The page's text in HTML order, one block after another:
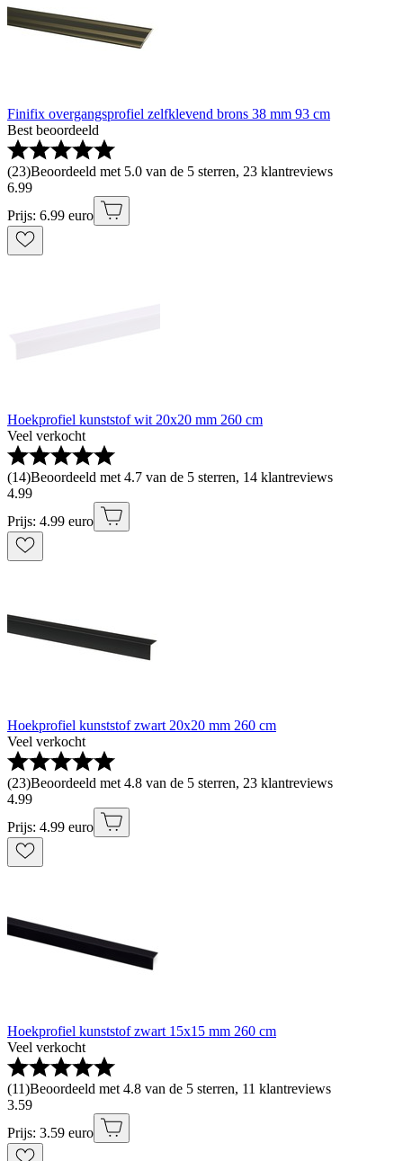
Finifix overgangsprofiel zelfklevend brons 38 mm 93 cm
Best beoordeeld
(23)Beoordeeld met 5.0 van de 5 sterren, 23 klantreviews
6.99
Prijs: 6.99 euro
Hoekprofiel kunststof wit 20x20 mm 260 cm
Veel verkocht
(14)Beoordeeld met 4.7 van de 5 sterren, 14 klantreviews
4.99
Prijs: 4.99 euro
Hoekprofiel kunststof zwart 20x20 mm 260 cm
Veel verkocht
(23)Beoordeeld met 4.8 van de 5 sterren, 23 klantreviews
4.99
Prijs: 4.99 euro
Hoekprofiel kunststof zwart 15x15 mm 260 cm
Veel verkocht
(11)Beoordeeld met 4.8 van de 5 sterren, 11 klantreviews
3.59
Prijs: 3.59 euro